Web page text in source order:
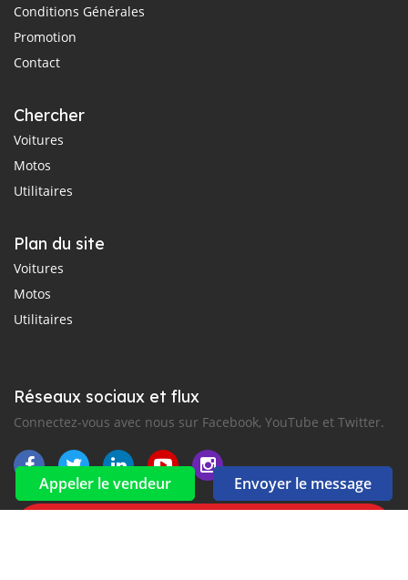
Appeler le vendeur Envoyer le message
Conditions Générales
Promotion
Contact
Chercher
Voitures
Motos
Utilitaires
Plan du site
Voitures
Motos
Utilitaires
Réseaux sociaux et flux
Connectez-vous avec nous sur Facebook, YouTube et Twitter.